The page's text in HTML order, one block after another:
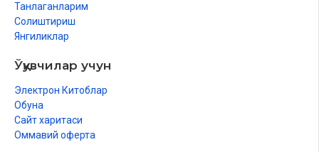
Танлаганларим
Солиштириш
Янгиликлар
Ўқувчилар учун
Электрон Китоблар
Обуна
Сайт харитаси
Оммавий оферта